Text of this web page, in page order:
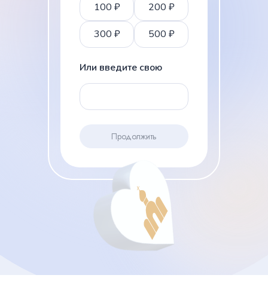
100 ₽ 200 ₽
300 ₽ 500 ₽
Или введите свою
Продолжить